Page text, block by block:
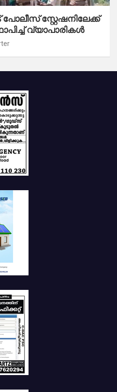
സ്റ്റേഷനിലേക്ക്
വ്യാപാരികൾ